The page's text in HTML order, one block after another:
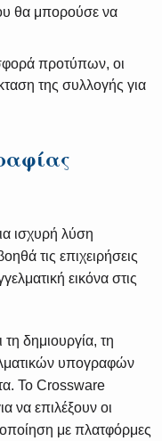
θα μπορούσε να
προτύπων, οι
της συλλογής για
ισχυρή λύση
τις επιχειρήσεις
εικόνα στις
τη δημιουργία, τη
υπογραφών
Το Crossware
να επιλέξουν οι
με πλατφόρμες